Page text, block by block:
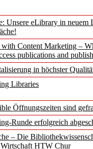
Unsere eLibrary in neuem
with Content Marketing –
publications and
in höchster
Libraries
Öffnungszeiten sind
Runde erfolgreich
– Die
HTW Chur
(Juni/Juli